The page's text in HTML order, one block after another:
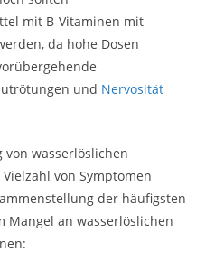
mit B-Vitaminen mit
da hohe Dosen
und Nervosität
von wasserlöslichen
von Symptomen
der häufigsten
Mangel an wasserlöslichen